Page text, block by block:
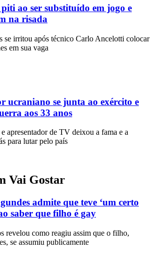
ao ser substituído em jogo e
na risada
se irritou após técnico Carlo Ancelotti colocar
em sua vaga
ucraniano se junta ao exército e
aos 33 anos
apresentador de TV deixou a fama e a
para lutar pelo país
Vai Gostar
admite que teve ‘um certo
saber que filho é gay
revelou como reagiu assim que o filho,
se assumiu publicamente